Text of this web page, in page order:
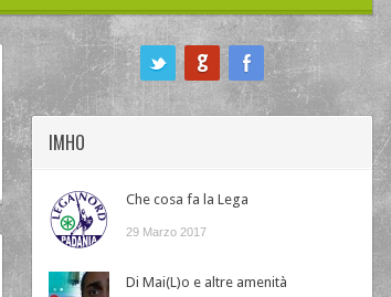
IMHO
Che cosa fa la Lega
29 Marzo 2017
Di Mai(L)o e altre amenità